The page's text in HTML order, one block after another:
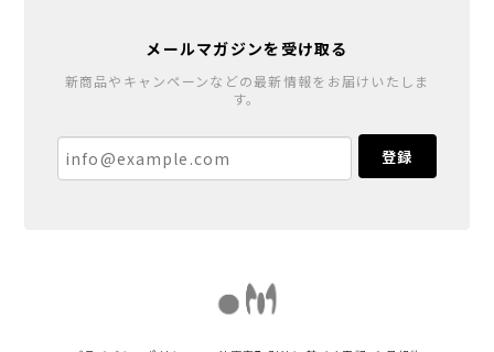
メールマガジンを受け取る
新商品やキャンペーンなどの最新情報をお届けいたしま
す。
登録